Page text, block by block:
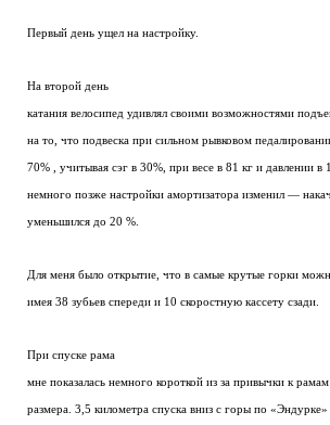
Первый день ущел на настройку.
На второй день
катания велосипед удивлял своими возможностями
на то, что подвеска при сильном рывковом
70% , учитывая сэг в 30%, при весе в 81 кг и давлении в
немного позже настройки амортизатора изменил —
уменьшился до 20 %.
Для меня было открытие, что в самые крутые горки
имея 38 зубьев спереди и 10 скоростную кассету сзади.
При спуске рама
мне показалась немного короткой из за привычки к рамам
размера. 3,5 километра спуска вниз с горы по